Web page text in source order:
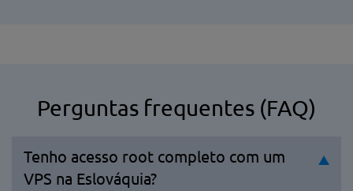
Perguntas frequentes (FAQ)
Tenho acesso root completo com um
VPS na Eslováquia?